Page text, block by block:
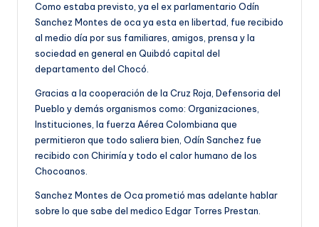
Como estaba previsto, ya el ex parlamentario Odín
Sanchez Montes de oca ya esta en libertad, fue recibido
al medio día por sus familiares, amigos, prensa y la
sociedad en general en Quibdó capital del
departamento del Chocó.
Gracias a la cooperación de la Cruz Roja, Defensoria del
Pueblo y demás organismos como: Organizaciones,
Instituciones, la fuerza Aérea Colombiana que
permitieron que todo saliera bien, Odín Sanchez fue
recibido con Chirimía y todo el calor humano de los
Chocoanos.
Sanchez Montes de Oca prometió mas adelante hablar
sobre lo que sabe del medico Edgar Torres Prestan.